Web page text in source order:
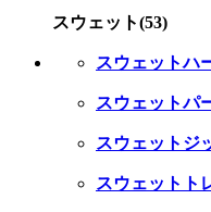
スウェット(53)
スウェットハ
スウェットパ
スウェットジ
スウェットト